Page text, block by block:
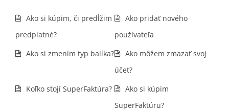
Ako si kúpim, či predĺžim
predplatné?
Ako pridať nového
používateľa
Ako si zmením typ balíka?
Ako môžem zmazať svoj
účet?
Koľko stojí SuperFaktúra?
Ako si kúpim
SuperFaktúru?